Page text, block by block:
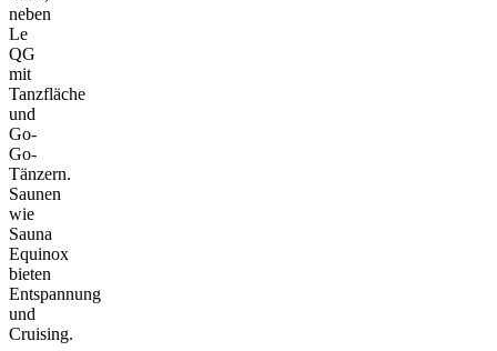
neben
Le
QG
mit
Tanzfläche
und
Go-
Go-
Tänzern.
Saunen
wie
Sauna
Equinox
bieten
Entspannung
und
Cruising.